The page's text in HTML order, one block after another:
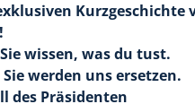
Kurzgeschichte
Sie wissen, was du tust.
Sie werden uns ersetzen.
des Präsidenten